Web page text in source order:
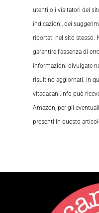
utenti o i visitatori del
indicazioni, dei
riportati nel sito stesso.
garantire l’assenza di
informazioni divulgate
risultino aggiornati. In
vitadacani.info può
Amazon, per gli
presenti in questo